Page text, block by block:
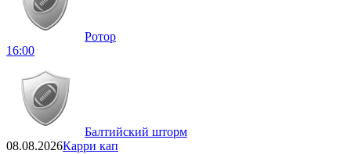
Ротор
16:00
Балтийский шторм
08.08.2026Карри кап